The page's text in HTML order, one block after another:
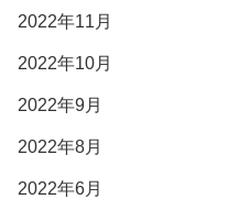
2022年11月
2022年10月
2022年9月
2022年8月
2022年6月